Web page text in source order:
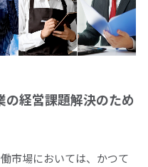
経営課題解決のため
市場においては、かつて